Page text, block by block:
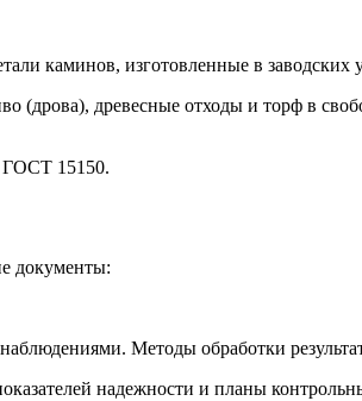
каминов, изготовленные в
(дрова), древесные отходы и торф в
ГОСТ 15150.
документы:
Методы обработки
надежности и планы